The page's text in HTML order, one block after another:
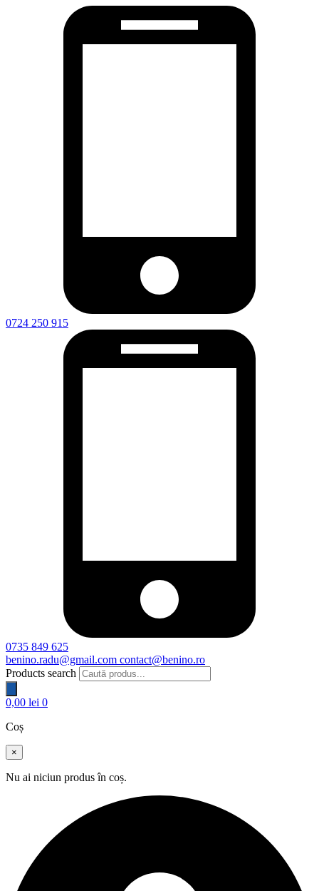
0724 250 915
0735 849 625
benino.radu@gmail.com contact@benino.ro
Products search
0,00 lei 0
Coș
×
Nu ai niciun produs în coș.